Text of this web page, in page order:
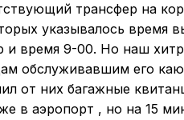
трансфер на
указывалось время
и время 9-00. Но наш
обслуживавшим его
от них багажные
в аэропорт , но на 15